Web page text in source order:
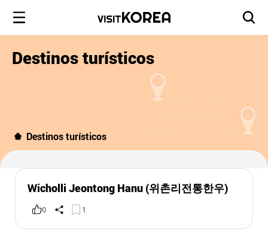
Destinos turísticos
Destinos turísticos
Wicholli Jeontong Hanu (위촌리전통한우)
0 1